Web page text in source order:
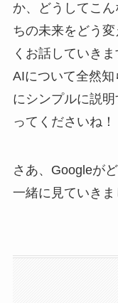
か、どうしてこ
ちの未来をどう
くお話していき
AIについて全然
にシンプルに説
ってくださいね！
さあ、Googleが
一緒に見ていきま